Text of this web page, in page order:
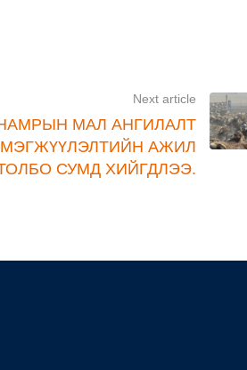
Next article
МАЛ АНГИЛАЛТ
АЖИЛ
СУМД ХИЙГДЛЭЭ.